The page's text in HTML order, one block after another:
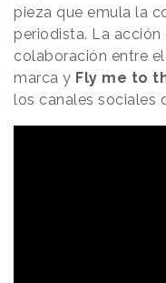
pieza que emula la
periodista. La
colaboración entre
marca y Fly me to
los canales sociales